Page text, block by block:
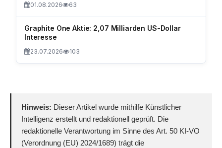
01.08.2026 63
Graphite One Aktie: 2,07 Milliarden US-Dollar
Interesse
23.07.2026 103
Hinweis: Dieser Artikel wurde mithilfe Künstlicher
Intelligenz erstellt und redaktionell geprüft. Die
redaktionelle Verantwortung im Sinne des Art. 50 KI-VO
(Verordnung (EU) 2024/1689) trägt die